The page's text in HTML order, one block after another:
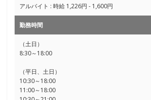
アルバイト : 時給 1,226円 - 1,600円
勤務時間
（土日）
8:30～18:00
（平日、土日）
10:30～18:00
11:00～18:00